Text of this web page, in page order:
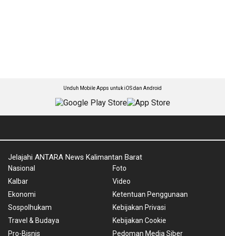
Unduh Mobile Apps untuk iOS dan Android
Jelajahi ANTARA News Kalimantan Barat
Nasional
Kalbar
Ekonomi
Sospolhukam
Travel & Budaya
Pro-Bisnis
Foto
Video
Ketentuan Penggunaan
Kebijakan Privasi
Kebijakan Cookie
Pedoman Media Siber